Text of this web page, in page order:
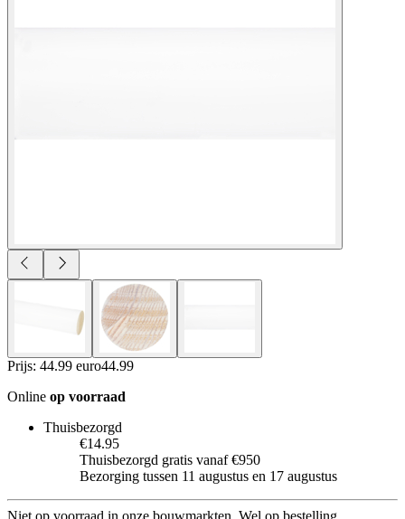
Prijs: 44.99 euro44.99
Online op voorraad
Thuisbezorgd
€14.95
Thuisbezorgd gratis vanaf €950
Bezorging tussen 11 augustus en 17 augustus
Niet op voorraad in onze bouwmarkten. Wel op bestelling